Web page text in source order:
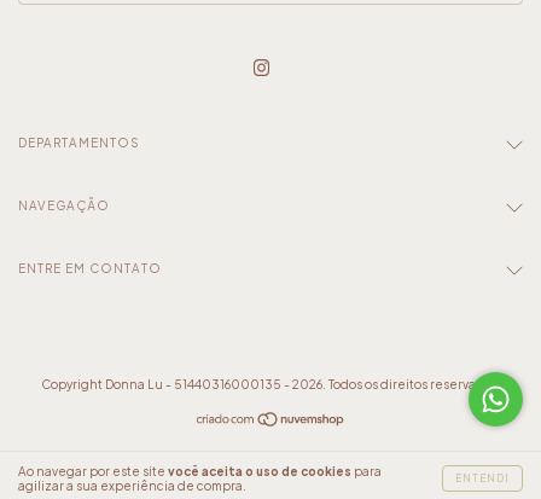
Ao navegar por este site você aceita o uso de cookies para
agilizar a sua experiência de compra.
ENTENDI
DEPARTAMENTOS
NAVEGAÇÃO
ENTRE EM CONTATO
Copyright Donna Lu - 51440316000135 - 2026. Todos os direitos reservados.